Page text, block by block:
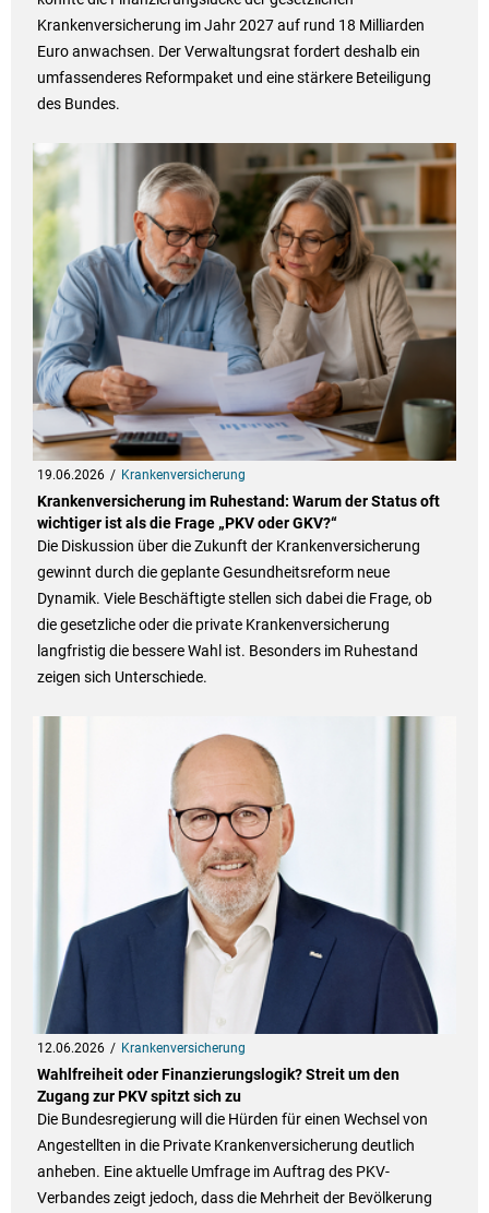
Krankenversicherung im Jahr 2027 auf rund 18 Milliarden
Euro anwachsen. Der Verwaltungsrat fordert deshalb ein
umfassenderes Reformpaket und eine stärkere Beteiligung
des Bundes.
19.06.2026 Krankenversicherung
Krankenversicherung im Ruhestand: Warum der Status oft
wichtiger ist als die Frage „PKV oder GKV?“
Die Diskussion über die Zukunft der Krankenversicherung
gewinnt durch die geplante Gesundheitsreform neue
Dynamik. Viele Beschäftigte stellen sich dabei die Frage, ob
die gesetzliche oder die private Krankenversicherung
langfristig die bessere Wahl ist. Besonders im Ruhestand
zeigen sich Unterschiede.
12.06.2026 Krankenversicherung
Wahlfreiheit oder Finanzierungslogik? Streit um den
Zugang zur PKV spitzt sich zu
Die Bundesregierung will die Hürden für einen Wechsel von
Angestellten in die Private Krankenversicherung deutlich
anheben. Eine aktuelle Umfrage im Auftrag des PKV-
Verbandes zeigt jedoch, dass die Mehrheit der Bevölkerung